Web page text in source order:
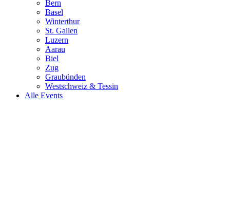
Bern
Basel
Winterthur
St. Gallen
Luzern
Aarau
Biel
Zug
Graubünden
Westschweiz & Tessin
Alle Events